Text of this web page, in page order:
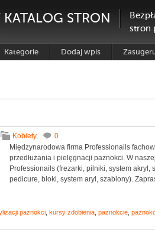
STRON
stron
Kategorie Dodaj wpis
Kobiety,
0
Międzynarodowa firma Professionails
przedłużania i pielęgnacji paznokci. W
Professionails (frezarki, pilniki, system akryl,
pedicure, bloki, system aryl, szablony).
paznokci kursy zdobienia paznokcie